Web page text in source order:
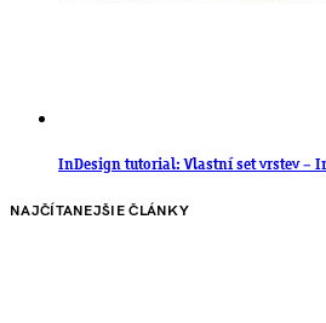
InDesign tutorial: Vlastní set vrstev –
NAJČÍTANEJŠIE ČLÁNKY